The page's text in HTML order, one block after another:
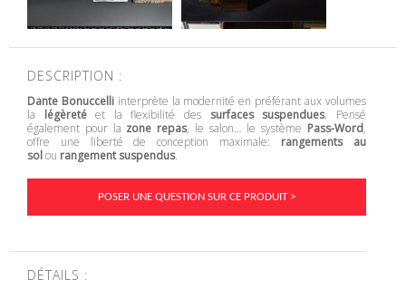
DESCRIPTION :
Dante Bonuccelliinterprète la modernité en préférant aux volumes
la légèretéet la flexibilité des surfaces suspendues. Pensé
également pour la zone repas, le salon… le système Pass-Word,
offre une liberté de conception maximale: rangements au
solou rangement suspendus.
POSER UNE QUESTION SUR CE PRODUIT >
DÉTAILS :